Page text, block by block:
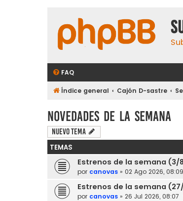
FAQ
Índice general Cajón D-sastre
Novedades de la semana
Nuevo Tema
TEMAS
Estrenos de la semana (3/
por canovas » 02 Ago 2026, 08:09
Estrenos de la semana
por canovas » 26 Jul 2026, 08:07